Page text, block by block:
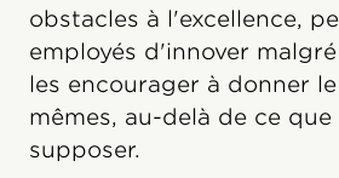
obstacles à l'excellence,
employés d'innover
les encourager à donner
mêmes, au-delà de ce que
supposer.